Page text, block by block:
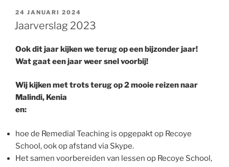
GEPLAATST
OP
24 JANUARI 2024
Jaarverslag 2023
Ook dit jaar kijken we terug op een bijzonder jaar!
Wat gaat een jaar weer snel voorbij!
Wij kijken met trots terug op 2 mooie reizen naar
Malindi, Kenia
en:
hoe de Remedial Teaching is opgepakt op Recoye
School, ook op afstand via Skype.
Het samen voorbereiden van lessen op Recoye School,